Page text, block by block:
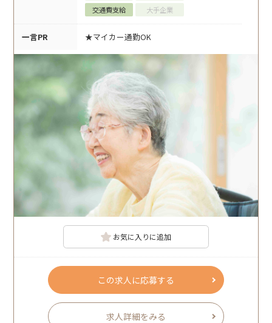
交通費支給
大手企業
一言PR ★マイカー通勤OK
お気に入りに追加
この求人に応募する
求人詳細をみる